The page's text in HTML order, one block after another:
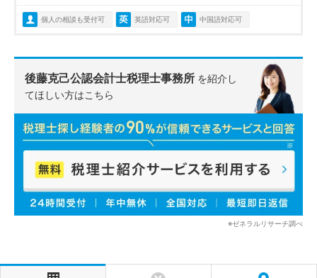
個人の相談も受付可 英語対応可 中国語対応可
後藤克己公認会計士税理士事務所 を紹介し
てほしい方はこちら
※ゼネラルリサーチ調べ